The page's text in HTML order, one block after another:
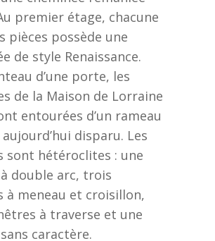
premier étage, chacune
pièces possède une
de style Renaissance.
d’une porte, les
de la Maison de Lorraine
entourées d’un rameau
aujourd’hui disparu. Les
sont hétéroclites : une
double arc, trois
à meneau et croisillon,
à traverse et une
caractère.